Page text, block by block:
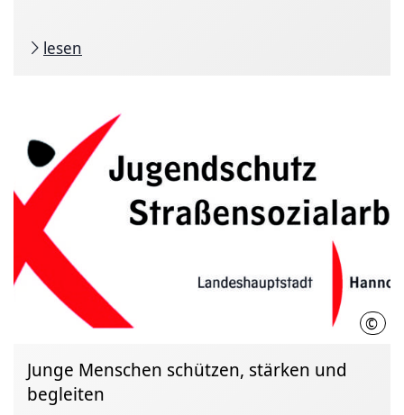
lesen
© LHH
Junge Menschen schützen, stärken und
begleiten